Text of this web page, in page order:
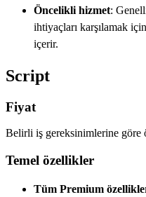
Öncelikli hizmet:
ihtiyaçları karşılamak
içerir.
Script
Fiyat
Belirli iş gereksinimlerine göre
Temel özellikler
Tüm Premium